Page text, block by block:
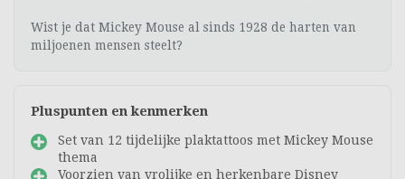
Wist je dat Mickey Mouse al sinds 1928 de harten van
miljoenen mensen steelt?
Pluspunten en kenmerken
Set van 12 tijdelijke plaktattoos met Mickey Mouse
thema
Voorzien van vrolijke en herkenbare Disney